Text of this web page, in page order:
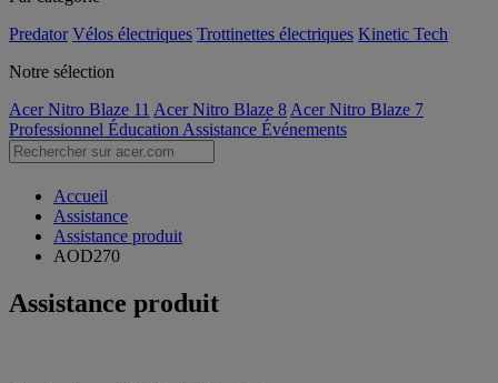
Predator Vélos électriques Trottinettes électriques Kinetic Tech
Notre sélection
Acer Nitro Blaze 11 Acer Nitro Blaze 8 Acer Nitro Blaze 7
Professionnel Éducation Assistance Événements
Accueil
Assistance
Assistance produit
AOD270
Assistance produit